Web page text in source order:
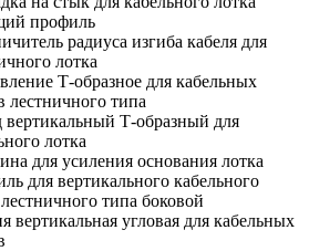
профиль
радиуса изгиба кабеля для
лотка
Т-образное для кабельных
лестничного типа
вертикальный Т-образный для
лотка
для усиления основания лотка
для вертикального кабельного
типа боковой
вертикальная угловая для кабельных